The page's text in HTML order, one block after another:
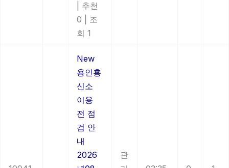
추천
0
조
회 1
New
용인흥
신소
이용
전 점
검 안
내
2026
관